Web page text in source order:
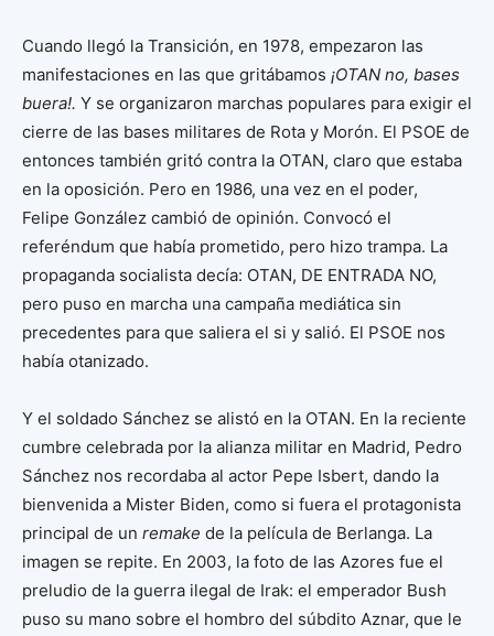
Cuando llegó la Transición, en 1978, empezaron las
manifestaciones en las que gritábamos ¡OTAN no, bases
buera!. Y se organizaron marchas populares para exigir el
cierre de las bases militares de Rota y Morón. El PSOE de
entonces también gritó contra la OTAN, claro que estaba
en la oposición. Pero en 1986, una vez en el poder,
Felipe González cambió de opinión. Convocó el
referéndum que había prometido, pero hizo trampa. La
propaganda socialista decía: OTAN, DE ENTRADA NO,
pero puso en marcha una campaña mediática sin
precedentes para que saliera el si y salió. El PSOE nos
había otanizado.
Y el soldado Sánchez se alistó en la OTAN. En la reciente
cumbre celebrada por la alianza militar en Madrid, Pedro
Sánchez nos recordaba al actor Pepe Isbert, dando la
bienvenida a Mister Biden, como si fuera el protagonista
principal de un remake de la película de Berlanga. La
imagen se repite. En 2003, la foto de las Azores fue el
preludio de la guerra ilegal de Irak: el emperador Bush
puso su mano sobre el hombro del súbdito Aznar, que le